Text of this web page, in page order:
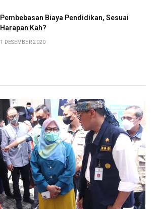
Pembebasan Biaya Pendidikan, Sesuai
Harapan Kah?
1 DESEMBER 2020